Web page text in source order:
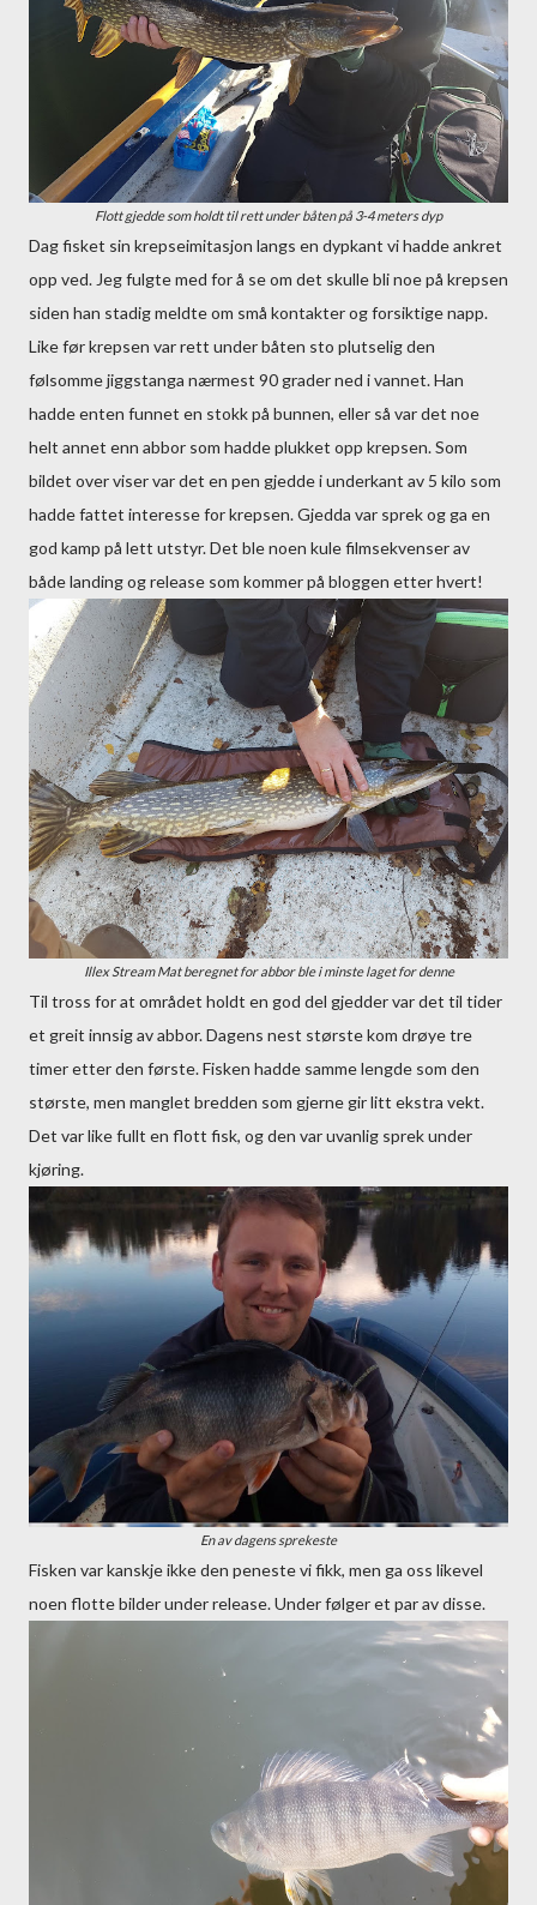
Flott gjedde som holdt til rett under båten på 3-4 meters dyp
Dag fisket sin krepseimitasjon langs en dypkant vi hadde ankret
opp ved. Jeg fulgte med for å se om det skulle bli noe på krepsen
siden han stadig meldte om små kontakter og forsiktige napp.
Like før krepsen var rett under båten sto plutselig den
følsomme jiggstanga nærmest 90 grader ned i vannet. Han
hadde enten funnet en stokk på bunnen, eller så var det noe
helt annet enn abbor som hadde plukket opp krepsen. Som
bildet over viser var det en pen gjedde i underkant av 5 kilo som
hadde fattet interesse for krepsen. Gjedda var sprek og ga en
god kamp på lett utstyr. Det ble noen kule filmsekvenser av
både landing og release som kommer på bloggen etter hvert!
Illex Stream Mat beregnet for abbor ble i minste laget for denne
Til tross for at området holdt en god del gjedder var det til tider
et greit innsig av abbor. Dagens nest største kom drøye tre
timer etter den første. Fisken hadde samme lengde som den
største, men manglet bredden som gjerne gir litt ekstra vekt.
Det var like fullt en flott fisk, og den var uvanlig sprek under
kjøring.
En av dagens sprekeste
Fisken var kanskje ikke den peneste vi fikk, men ga oss likevel
noen flotte bilder under release. Under følger et par av disse.